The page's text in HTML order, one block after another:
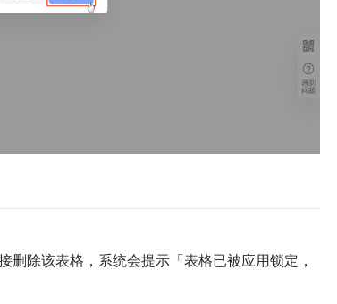
除该表格，系统会提示「表格已被应用锁定，